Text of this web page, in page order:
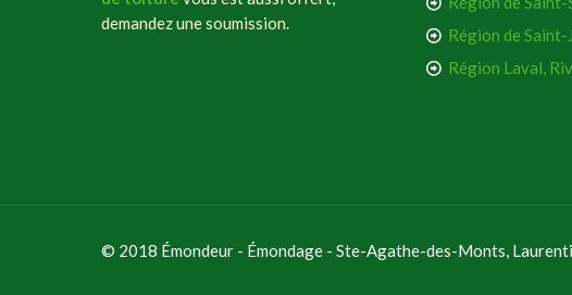
demandez une soumission.
Région de Saint-
Région Laval,
© 2018 Émondeur - Émondage - Ste-Agathe-des-Monts,